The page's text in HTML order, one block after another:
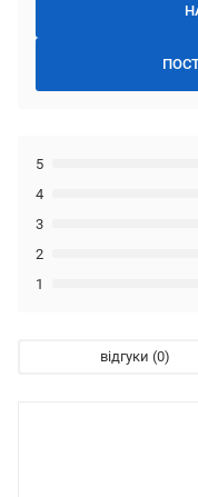
1
2
3
4
5
відгуки